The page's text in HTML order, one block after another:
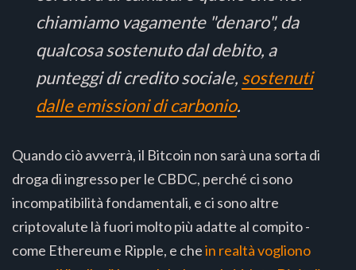
chiamiamo vagamente "denaro", da
qualcosa sostenuto dal debito, a
punteggi di credito sociale, sostenuti
dalle emissioni di carbonio.
Quando ciò avverrà, il Bitcoin non sarà una sorta di
droga di ingresso per le CBDC, perché ci sono
incompatibilità fondamentali, e ci sono altre
criptovalute là fuori molto più adatte al compito -
come Ethereum e Ripple, e chein realtà vogliono